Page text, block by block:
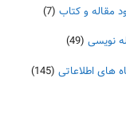
مقاله و کتاب (7)
نویسی (49)
های اطلاعاتی (145)